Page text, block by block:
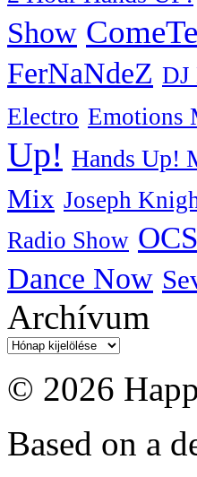
Show
FerNaNdeZ DJ
Electro Emotions
Up! Hands Up!
Mix Joseph
Radio Show
Dance Now
Archívum
Archívum
© 2026
Based on a